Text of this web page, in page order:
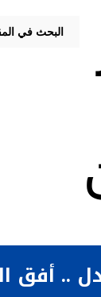
البحث في
.. أفق